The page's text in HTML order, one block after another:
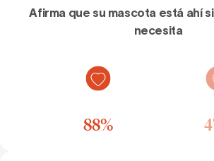
88%
Afirma que su mascota está ahí
necesita